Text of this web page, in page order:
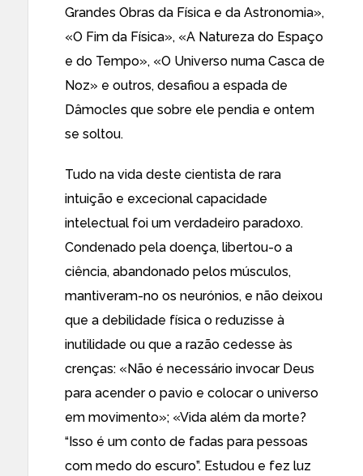
Grandes Obras da Física e da Astronomia»,
«O Fim da Física», «A Natureza do Espaço
e do Tempo», «O Universo numa Casca de
Noz» e outros, desafiou a espada de
Dâmocles que sobre ele pendia e ontem
se soltou.
Tudo na vida deste cientista de rara
intuição e excecional capacidade
intelectual foi um verdadeiro paradoxo.
Condenado pela doença, libertou-o a
ciência, abandonado pelos músculos,
mantiveram-no os neurónios, e não deixou
que a debilidade física o reduzisse à
inutilidade ou que a razão cedesse às
crenças: «Não é necessário invocar Deus
para acender o pavio e colocar o universo
em movimento»; «Vida além da morte?
“Isso é um conto de fadas para pessoas
com medo do escuro”. Estudou e fez luz